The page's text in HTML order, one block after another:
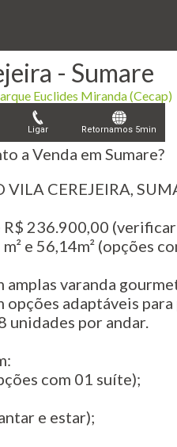
- Sumare
Euclides Miranda (Cecap)
Ligar Retornamos 5min
a Venda em Sumare?
VILA CEREJEIRA,
236.900,00
e 56,14m² (opções
amplas varanda
adaptáveis para
unidades por andar.
com 01 suíte);
e estar);